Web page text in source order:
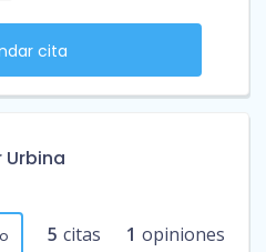
cita
Urbina
5 citas 1 opiniones